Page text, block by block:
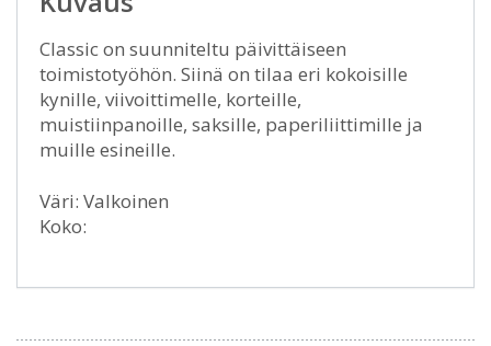
Classic on suunniteltu päivittäiseen
toimistotyöhön. Siinä on tilaa eri kokoisille
kynille, viivoittimelle, korteille,
muistiinpanoille, saksille, paperiliittimille ja
muille esineille.
Väri: Valkoinen
Koko: